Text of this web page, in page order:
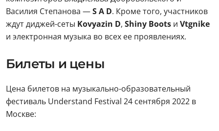
Василия Степанова —S A D. Кроме того, участников
ждут диджей-сеты Kovyazin D, Shiny Boots и Vtgnike
и электронная музыка во всех ее проявлениях.
Билеты и цены
Цена билетов на музыкально-образовательный
фестиваль Understand Festival 24 сентября 2022 в
Москве: